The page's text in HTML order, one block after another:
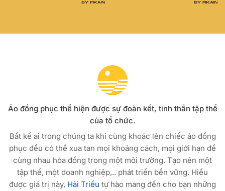
Áo đồng phục thể hiện được sự đoàn kết, tinh thần tập thể
của tổ chức.
Bất kể ai trong chúng ta khi cùng khoác lên chiếc áo đồng
phục đều có thể xua tan mọi khoảng cách, mọi giới hạn để
cùng nhau hòa đồng trong một môi trường. Tạo nên một
tập thể, một doanh nghiệp,.. phát triển bền vững. Hiểu
được giá trị này, Hải Triều tự hào mang đến cho bạn những